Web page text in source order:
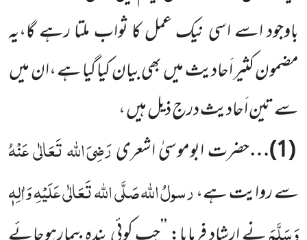
باوجود اسے اسی نیک عمل کا ثواب ملتا رہے گا،یہ
مضمون کثیر اَحادیث میںبھی بیان کیا گیا ہے ،ان میں
سے تین اَحادیث درج ذیل ہیں ،
(
1
)…حضرت ابوموسیٰ اشعریرَضِیَ اللہ تَعَالٰی عَنْہُ
سے روایت ہے،رسولُاللہصَلَّی اللہ تَعَالٰی عَلَیْہِ وَاٰلِہٖ
وَسَلَّمَ